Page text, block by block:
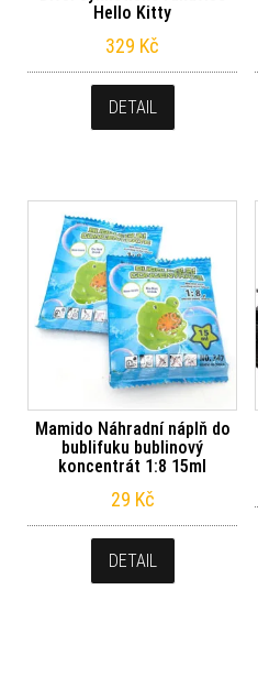
Hello Kitty
329 Kč
DETAIL
Mamido Náhradní náplň do
bublifuku bublinový
koncentrát 1:8 15ml
29 Kč
DETAIL